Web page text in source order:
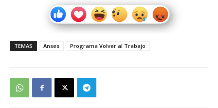
TEMAS Anses Programa Volver al Trabajo